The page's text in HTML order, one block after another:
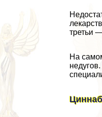
третьи
На